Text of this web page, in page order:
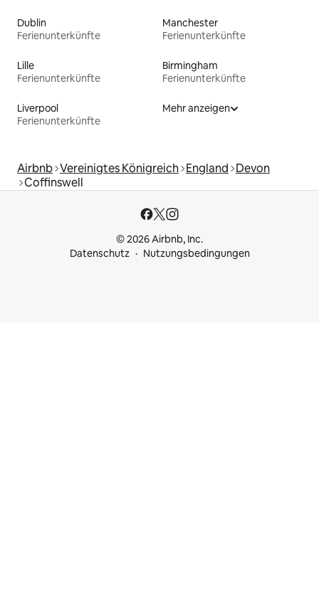
Dublin
Ferienunterkünfte
Manchester
Ferienunterkünfte
Lille
Ferienunterkünfte
Birmingham
Ferienunterkünfte
Liverpool
Ferienunterkünfte
Mehr anzeigen
Airbnb Vereinigtes Königreich England Devon
Coffinswell
© 2026 Airbnb, Inc.
Datenschutz
Nutzungsbedingungen